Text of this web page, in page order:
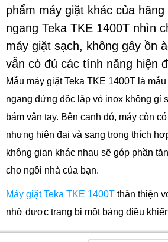
phẩm máy giặt khác của
ngang Teka TKE 1400T nhìn
máy giặt sạch, không gây ồn
vẫn có đủ các tính năng hiện
Mẫu máy giặt Teka TKE 1400T là
ngang đứng độc lập vỏ inox không gỉ
bám vân tay. Bên cạnh đó, máy còn
nhưng hiện đại và sang trọng thích
không gian khác nhau sẽ góp phần
cho ngôi nhà của bạn.
Máy giặt Teka TKE 1400T thân thiện
nhờ được trang bị một bảng điều
đại, với một màn hình LED to rõ sắc